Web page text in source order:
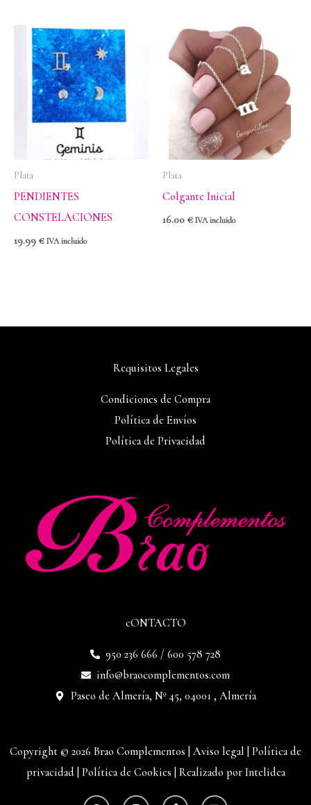
Plata
PENDIENTES
CONSTELACIONES
19.99 € IVA incluido
Plata
Colgante Inicial
16.00 € IVA incluido
cONTACTO
950 236 666 / 600 578 728
info@braocomplementos.com
Paseo de Almería, Nº 45, 04001 , Almería
Requisitos Legales
Condiciones de Compra
Política de Envíos
Política de Privacidad
Copyright © 2026 Brao Complementos | Aviso legal Política de
privacidad Política de Cookies Realizado por Intelidea
W
I
F
E